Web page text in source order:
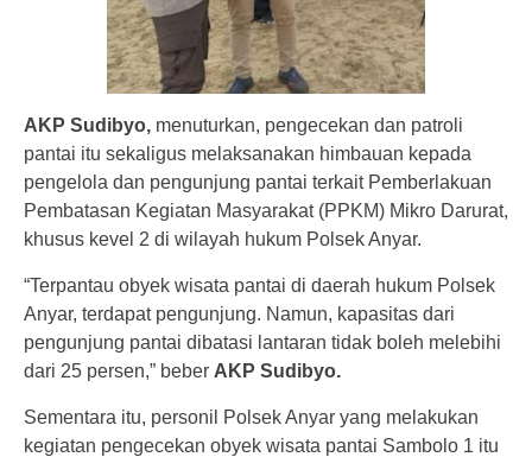
AKP Sudibyo, menuturkan, pengecekan dan patroli
pantai itu sekaligus melaksanakan himbauan kepada
pengelola dan pengunjung pantai terkait Pemberlakuan
Pembatasan Kegiatan Masyarakat (PPKM) Mikro Darurat,
khusus kevel 2 di wilayah hukum Polsek Anyar.
“Terpantau obyek wisata pantai di daerah hukum Polsek
Anyar, terdapat pengunjung. Namun, kapasitas dari
pengunjung pantai dibatasi lantaran tidak boleh melebihi
dari 25 persen,” beber AKP Sudibyo.
Sementara itu, personil Polsek Anyar yang melakukan
kegiatan pengecekan obyek wisata pantai Sambolo 1 itu